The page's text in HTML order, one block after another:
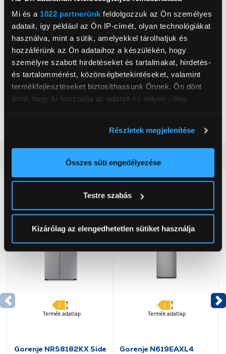
Mi és a 1022 partnerünk feldolgozzuk az Ön személyes
adatait, így például az Ön IP-címét, olyan technológiákat
használva, mint a sütik, amelyekkel tárolhatjuk és
hozzáférünk az Ön adataihoz a készülékén, hogy
személyre szabott hirdetéseket és tartalmakat, hirdetés-
és tartalommérést, közönségbetekintéseket, valamint
termékfejlesztéseket biztosíthassunk Önnek. Ön dönt
arról, hogy ki használja az adatait és milyen célra.
elhelyezkedéséről pár méteres pontossággal
Az Ön készülékén beazonosítása annak konkrét
módjairól és adja meg preferenciáit aRészletek
pontban. Bármikor módosíthatja vagy visszavonhatja a
Sütinyilatkozathoz való hozzájárulását.
szolgáltatásaink biztosításához szükségesek. Az oldal
használatával Ön elfogadja a cookie-k használatát.
További információk:
Adatvédelem
Részletek megjelenítése
Összes süti engedélyezése
Testre szabás
Kizárólag az elengedhetetlen sütiket használja
, ,
Pixelek száma
10 megapixel
225 g
Termék adatlap
Gorenje NRS8182KX Side
Termék adatlap
Gorenje N619EAXL4